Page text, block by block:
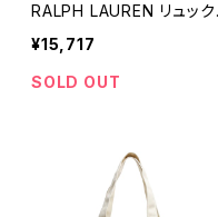
RALPH LAUREN リュック
サック 9AR071-BCV Bac
kpack ネイビー
¥15,717
SOLD OUT